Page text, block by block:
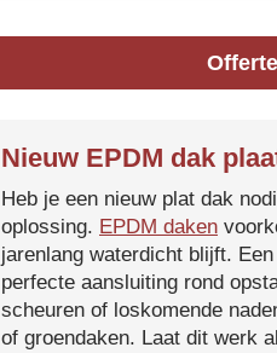
Nieuw EPDM dak
Heb je een nieuw plat dak
oplossing. EPDM daken
jarenlang waterdicht blijft.
perfecte aansluiting rond
scheuren of loskomende
of groendaken. Laat dit werk